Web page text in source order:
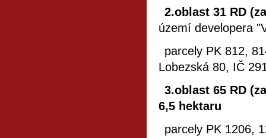
2.oblast 31 RD
území developera
parcely PK 812,
Lobezská 80, IČ
3.oblast 65 RD
6,5 hektaru
parcely PK 1206,